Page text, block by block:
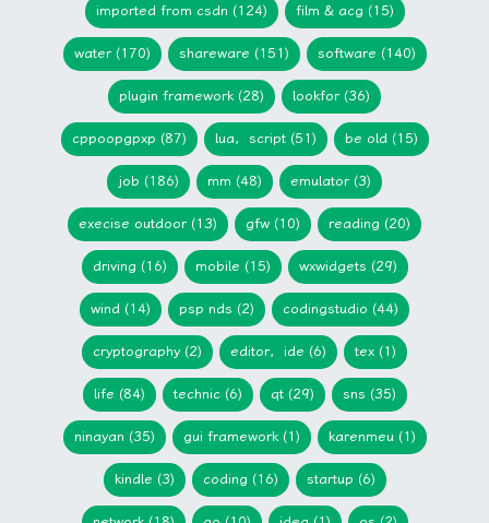
imported from csdn (124) film & acg (15)
water (170) shareware (151) software (140)
plugin framework (28) lookfor (36)
cppoopgpxp (87) lua，script (51) be old (15)
job (186) mm (48) emulator (3)
execise outdoor (13) gfw (10) reading (20)
driving (16) mobile (15) wxwidgets (29)
wind (14) psp nds (2) codingstudio (44)
cryptography (2) editor，ide (6) tex (1)
life (84) technic (6) qt (29) sns (35)
ninayan (35) gui framework (1) karenmeu (1)
kindle (3) coding (16) startup (6)